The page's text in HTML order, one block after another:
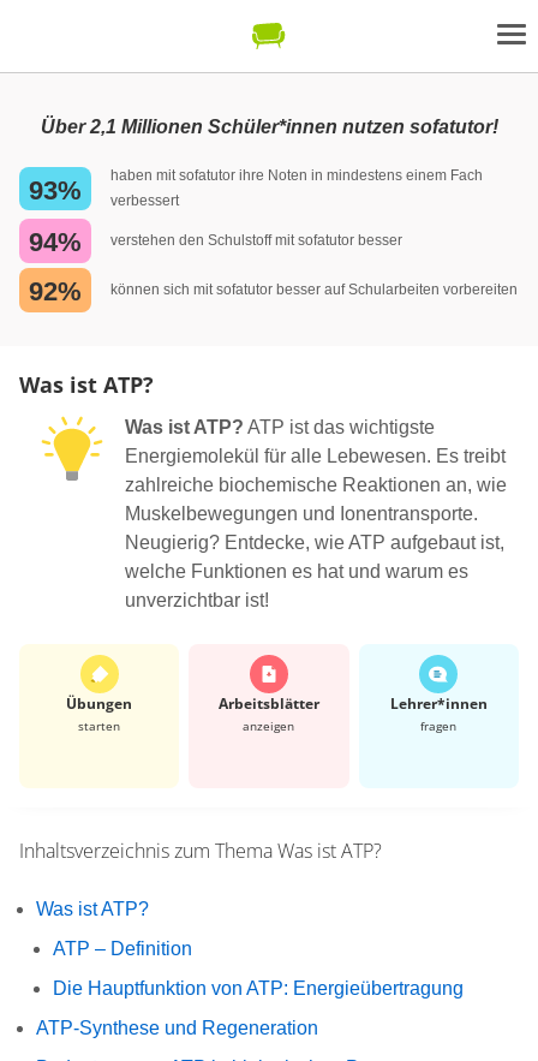
Über 2,1 Millionen Schüler*innen nutzen sofatutor!
93%
haben mit sofatutor ihre Noten in mindestens einem Fach
verbessert
94% verstehen den Schulstoff mit sofatutor besser
92% können sich mit sofatutor besser auf Schularbeiten vorbereiten
Was ist ATP?
Was ist ATP? ATP ist das wichtigste
Energiemolekül für alle Lebewesen. Es treibt
zahlreiche biochemische Reaktionen an, wie
Muskelbewegungen und Ionentransporte.
Neugierig? Entdecke, wie ATP aufgebaut ist,
welche Funktionen es hat und warum es
unverzichtbar ist!
Übungen
starten
Arbeits­blätter
anzeigen
Lehrer*​innen
fragen
Inhaltsverzeichnis zum ThemaWas ist ATP?
Was ist ATP?
ATP – Definition
Die Hauptfunktion von ATP: Energieübertragung
ATP-Synthese und Regeneration